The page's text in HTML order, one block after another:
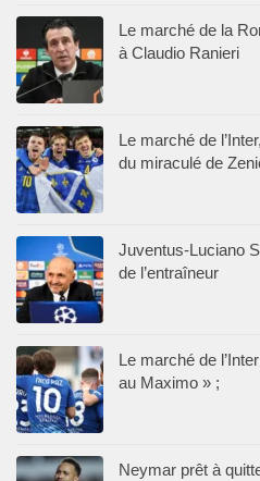
Le marché de la
à Claudio Ranieri
Le marché de
du miraculé de
Juventus-Luciano
de l’entraîneur
Le marché de
au Maximo » ;
Neymar prêt à